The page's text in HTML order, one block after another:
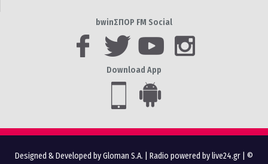
bwinΣΠΟΡ FM Social
Download App
Designed & Developed by Gloman S.A. Radio powered by live24.gr | ©